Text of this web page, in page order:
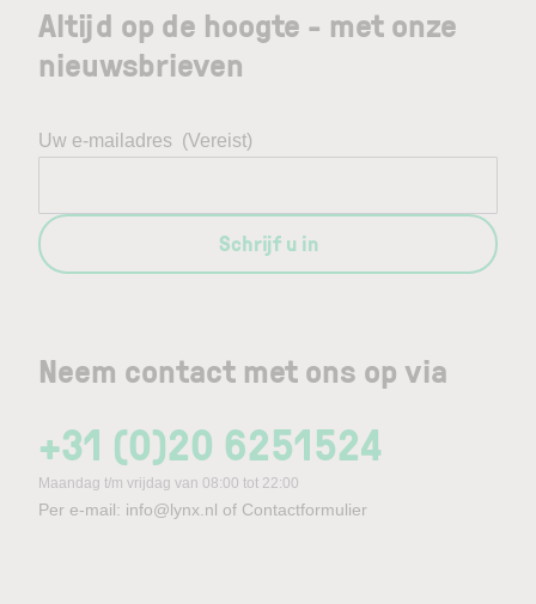
Neem contact met ons op via
+31 (0)20 6251524
Maandag t/m vrijdag van 08:00 tot 22:00
Per e-mail: info@lynx.nl of Contactformulier
Altijd op de hoogte - met onze
nieuwsbrieven
Uw e-mailadres (Vereist)
Schrijf u in